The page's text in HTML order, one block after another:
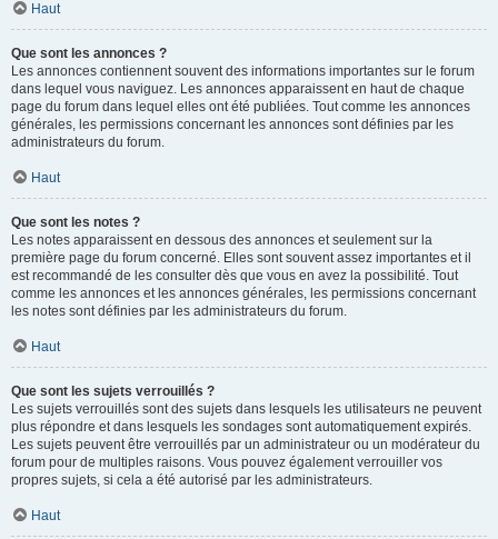
Haut
Que sont les annonces ?
Les annonces contiennent souvent des informations importantes sur le forum
dans lequel vous naviguez. Les annonces apparaissent en haut de chaque
page du forum dans lequel elles ont été publiées. Tout comme les annonces
générales, les permissions concernant les annonces sont définies par les
administrateurs du forum.
Haut
Que sont les notes ?
Les notes apparaissent en dessous des annonces et seulement sur la
première page du forum concerné. Elles sont souvent assez importantes et il
est recommandé de les consulter dès que vous en avez la possibilité. Tout
comme les annonces et les annonces générales, les permissions concernant
les notes sont définies par les administrateurs du forum.
Haut
Que sont les sujets verrouillés ?
Les sujets verrouillés sont des sujets dans lesquels les utilisateurs ne peuvent
plus répondre et dans lesquels les sondages sont automatiquement expirés.
Les sujets peuvent être verrouillés par un administrateur ou un modérateur du
forum pour de multiples raisons. Vous pouvez également verrouiller vos
propres sujets, si cela a été autorisé par les administrateurs.
Haut